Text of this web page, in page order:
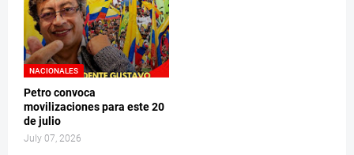
NACIONALES
Petro convoca
movilizaciones para este 20
de julio
July 07, 2026